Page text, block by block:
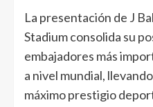
La presentación de J
Stadium consolida su
embajadores más
a nivel mundial,
máximo prestigio